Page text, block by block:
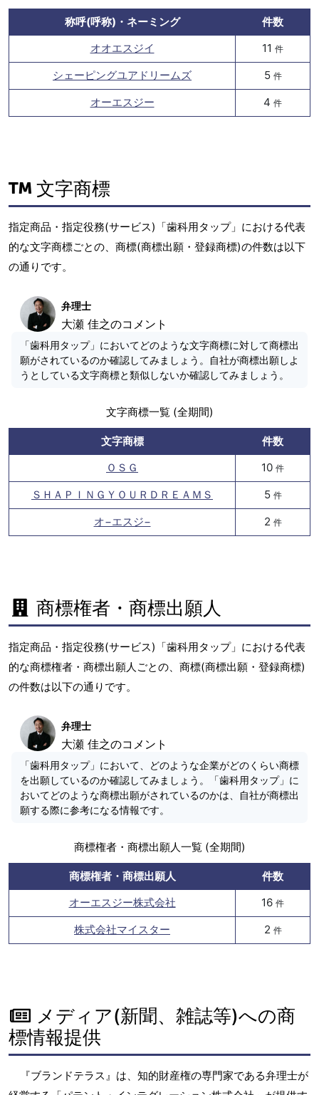
称呼(呼称)・ネーミング
件数
オオエスジイ
11 件
シェーピングユアドリームズ 5 件
オーエスジー 4 件
文字商標
指定商品・指定役務(サービス)「歯科用タップ」における代表
的な文字商標ごとの、商標(商標出願・登録商標)の件数は以下
の通りです。
弁理士
大瀬 佳之のコメント
「歯科用タップ」においてどのような文字商標に対して商標出
願がされているのか確認してみましょう。自社が商標出願しよ
うとしている文字商標と類似しないか確認してみましょう。
文字商標一覧 (全期間)
文字商標
件数
ＯＳＧ
10 件
ＳＨＡＰＩＮＧＹＯＵＲＤＲＥＡＭＳ 5 件
オ−エスジ− 2 件
商標権者・商標出願人
指定商品・指定役務(サービス)「歯科用タップ」における代表
的な商標権者・商標出願人ごとの、商標(商標出願・登録商標)
の件数は以下の通りです。
弁理士
大瀬 佳之のコメント
「歯科用タップ」において、どのような企業がどのくらい商標
を出願しているのか確認してみましょう。「歯科用タップ」に
おいてどのような商標出願がされているのかは、自社が商標出
願する際に参考になる情報です。
商標権者・商標出願人一覧 (全期間)
商標権者・商標出願人
件数
オーエスジー株式会社
16 件
株式会社マイスター 2 件
メディア(新聞、雑誌等)への商
標情報提供
『ブランドテラス』は、知的財産権の専門家である弁理士が